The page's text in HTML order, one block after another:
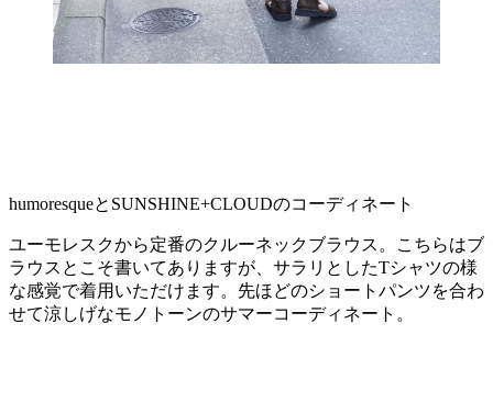
humoresqueとSUNSHINE+CLOUDのコーディネート
ユーモレスクから定番のクルーネックブラウス。こちらはブ
ラウスとこそ書いてありますが、サラリとしたTシャツの様
な感覚で着用いただけます。先ほどのショートパンツを合わ
せて涼しげなモノトーンのサマーコーディネート。